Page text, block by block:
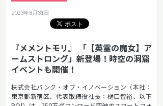
2023年8月31日
『メメントモリ』 「【英霊の魔女】ア
ームストロング」新登場！時空の洞窟
イベントも開催！
株式会社バンク・オブ・イノベーション（本社：
東京都新宿区、代表取締役社長：樋口智裕、以下